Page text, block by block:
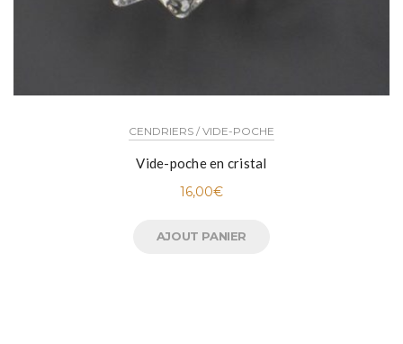
CENDRIERS / VIDE-POCHE
Vide-poche en cristal
16,00€
AJOUT PANIER